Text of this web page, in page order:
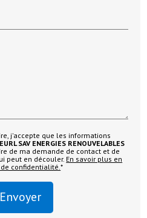
j'accepte que les informations
EURL SAV ENERGIES RENOUVELABLES
de ma demande de contact et de
peut en découler. En savoir plus en
confidentialité.*
Envoyer